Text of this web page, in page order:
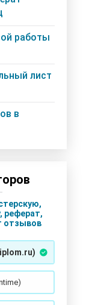
работы
лист
в
реферат,
отзывов